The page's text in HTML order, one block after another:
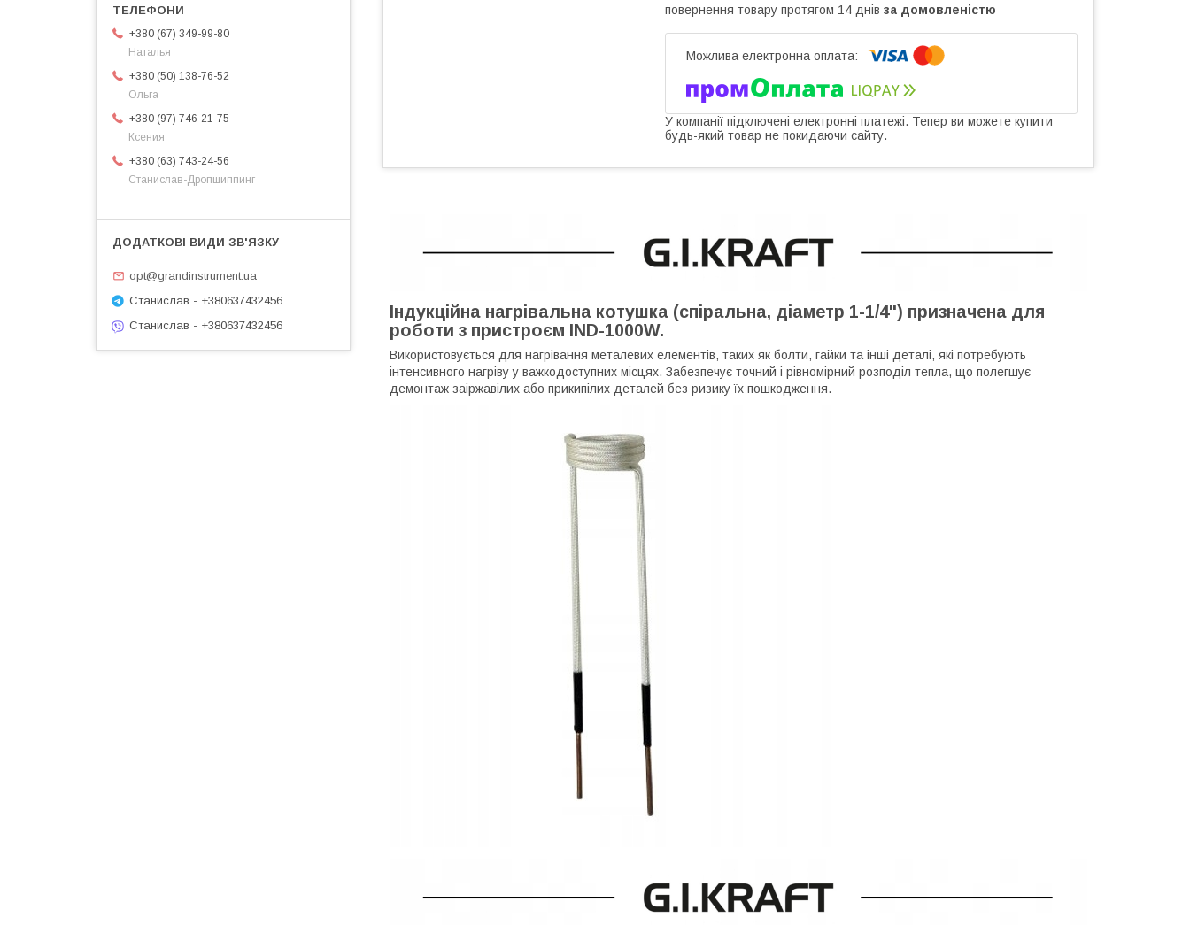
повернення товару протягом 14 днів за домовленістю
У компанії підключені електронні платежі. Тепер ви можете купити
будь-який товар не покидаючи сайту.
Індукційна нагрівальна котушка (спіральна, діаметр 1-1/4") призначена для
роботи з пристроєм IND-1000W.
Використовується для нагрівання металевих елементів, таких як болти, гайки та інші деталі, які потребують
інтенсивного нагріву у важкодоступних місцях. Забезпечує точний і рівномірний розподіл тепла, що полегшує
демонтаж заіржавілих або прикипілих деталей без ризику їх пошкодження.
+380 (67) 349-99-80
Наталья
+380 (50) 138-76-52
Ольга
+380 (97) 746-21-75
Ксения
+380 (63) 743-24-56
Станислав-Дропшиппинг
opt@grandinstrument.ua
Станислав - +380637432456
Станислав - +380637432456